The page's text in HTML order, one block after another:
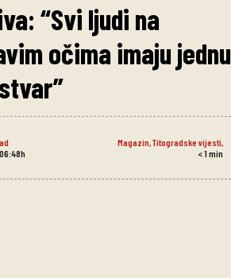
“Svi ljudi na
očima imaju jednu
Magazin Titogradske vijesti
< 1min